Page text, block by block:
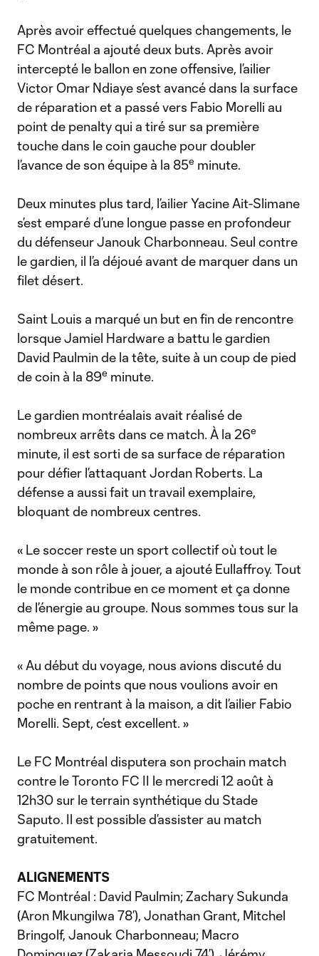
Après avoir effectué quelques changements, le
FC Montréal a ajouté deux buts. Après avoir
intercepté le ballon en zone offensive, l’ailier
Victor Omar Ndiaye s’est avancé dans la surface
de réparation et a passé vers Fabio Morelli au
point de penalty qui a tiré sur sa première
touche dans le coin gauche pour doubler
l’avance de son équipe à la 85e minute.
Deux minutes plus tard, l’ailier Yacine Ait-Slimane
s’est emparé d’une longue passe en profondeur
du défenseur Janouk Charbonneau. Seul contre
le gardien, il l’a déjoué avant de marquer dans un
filet désert.
Saint Louis a marqué un but en fin de rencontre
lorsque Jamiel Hardware a battu le gardien
David Paulmin de la tête, suite à un coup de pied
de coin à la 89e minute.
Le gardien montréalais avait réalisé de
nombreux arrêts dans ce match. À la 26e
minute, il est sorti de sa surface de réparation
pour défier l’attaquant Jordan Roberts. La
défense a aussi fait un travail exemplaire,
bloquant de nombreux centres.
« Le soccer reste un sport collectif où tout le
monde à son rôle à jouer, a ajouté Eullaffroy. Tout
le monde contribue en ce moment et ça donne
de l’énergie au groupe. Nous sommes tous sur la
même page. »
« Au début du voyage, nous avions discuté du
nombre de points que nous voulions avoir en
poche en rentrant à la maison, a dit l’ailier Fabio
Morelli. Sept, c’est excellent. »
Le FC Montréal disputera son prochain match
contre le Toronto FC II le mercredi 12 août à
12h30 sur le terrain synthétique du Stade
Saputo. Il est possible d’assister au match
gratuitement.
ALIGNEMENTS
FC Montréal : David Paulmin; Zachary Sukunda
(Aron Mkungilwa 78’), Jonathan Grant, Mitchel
Bringolf, Janouk Charbonneau; Macro